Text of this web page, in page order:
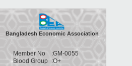
Bangladesh Economic Association
Member No :GM-0055
Blood Group :O+